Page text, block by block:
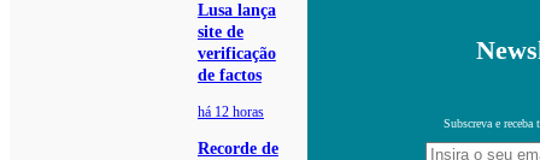
Lusa lança
site de
verificação
de factos
há 12 horas
Recorde de
Subscreva e receba